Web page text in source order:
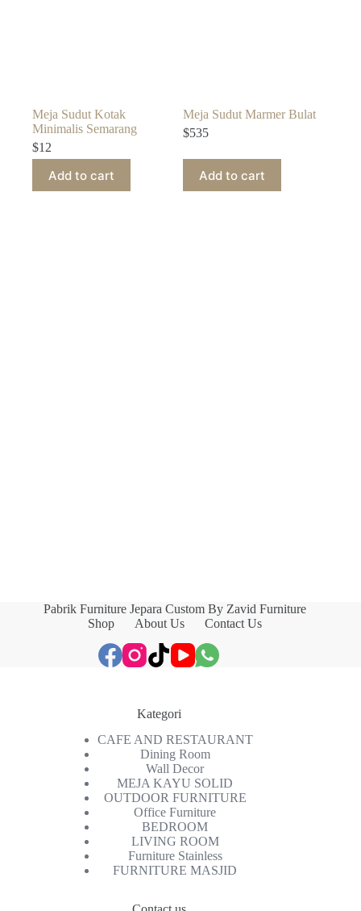
Meja Sudut Kotak
Minimalis Semarang
$12
Add to cart
Meja Sudut Marmer Bulat
$535
Add to cart
Pabrik Furniture Jepara Custom By Zavid Furniture
Shop
About Us Contact Us
Kategori
CAFE AND RESTAURANT
Dining Room
Wall Decor
MEJA KAYU SOLID
OUTDOOR FURNITURE
Office Furniture
BEDROOM
LIVING ROOM
Furniture Stainless
FURNITURE MASJID